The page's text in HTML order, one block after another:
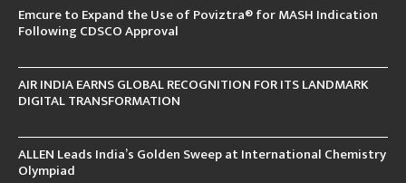
Emcure to Expand the Use of Poviztra® for MASH Indication
Following CDSCO Approval
AIR INDIA EARNS GLOBAL RECOGNITION FOR ITS LANDMARK
DIGITAL TRANSFORMATION
ALLEN Leads India’s Golden Sweep at International Chemistry
Olympiad